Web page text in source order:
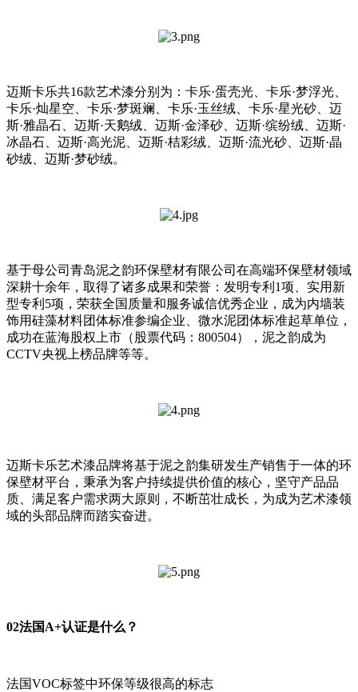
迈斯卡乐共16款艺术漆分别为：卡乐·蛋壳光、卡乐·梦浮光、
卡乐·灿星空、卡乐·梦斑斓、卡乐·玉丝绒、卡乐·星光砂、迈
斯·雅晶石、迈斯·天鹅绒、迈斯·金泽砂、迈斯·缤纷绒、迈斯·
冰晶石、迈斯·高光泥、迈斯·桔彩绒、迈斯·流光砂、迈斯·晶
砂绒、迈斯·梦砂绒。
基于母公司青岛泥之韵环保壁材有限公司在高端环保壁材领域
深耕十余年，取得了诸多成果和荣誉：发明专利1项、实用新
型专利5项，荣获全国质量和服务诚信优秀企业，成为内墙装
饰用硅藻材料团体标准参编企业、微水泥团体标准起草单位，
成功在蓝海股权上市（股票代码：800504），泥之韵成为
CCTV央视上榜品牌等等。
迈斯卡乐艺术漆品牌将基于泥之韵集研发生产销售于一体的环
保壁材平台，秉承为客户持续提供价值的核心，坚守产品品
质、满足客户需求两大原则，不断茁壮成长，为成为艺术漆领
域的头部品牌而踏实奋进。
02法国A+认证是什么？
法国VOC标签中环保等级很高的标志